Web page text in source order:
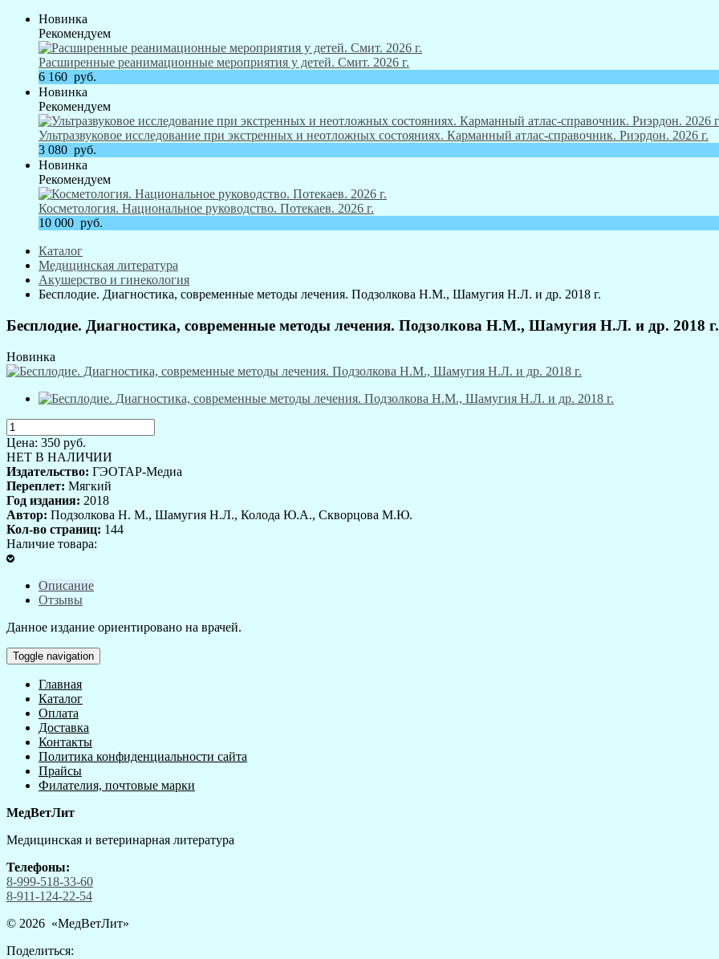
Новинка
Рекомендуем
Расширенные реанимационные мероприятия у детей. Смит. 2026 г.
6 160 руб.
Новинка
Рекомендуем
Ультразвуковое исследование при экстренных и неотложных состояниях. Карманный атлас-справочник. Риэрдон. 2026 г.
3 080 руб.
Новинка
Рекомендуем
Косметология. Национальное руководство. Потекаев. 2026 г.
10 000 руб.
Каталог
Медицинская литература
Акушерство и гинекология
Бесплодие. Диагностика, современные методы лечения. Подзолкова Н.М., Шамугия Н.Л. и др. 2018 г.
Бесплодие. Диагностика, современные методы лечения. Подзолкова Н.М., Шамугия Н.Л. и др. 2018 г.
Новинка
Цена: 350 руб.
НЕТ В НАЛИЧИИ
Издательство: ГЭОТАР-Медиа
Переплет: Мягкий
Год издания: 2018
Автор: Подзолкова Н. М., Шамугия Н.Л., Колода Ю.А., Скворцова М.Ю.
Кол-во страниц: 144
Наличие товара:
Описание
Отзывы
Данное издание ориентировано на врачей.
Toggle navigation
Главная
Каталог
Оплата
Доставка
Контакты
Политика конфиденциальности сайта
Прайсы
Филателия, почтовые марки
МедВетЛит
Медицинская и ветеринарная литература
Телефоны:
8-999-518-33-60
8-911-124-22-54
© 2026 «МедВетЛит»
Поделиться: